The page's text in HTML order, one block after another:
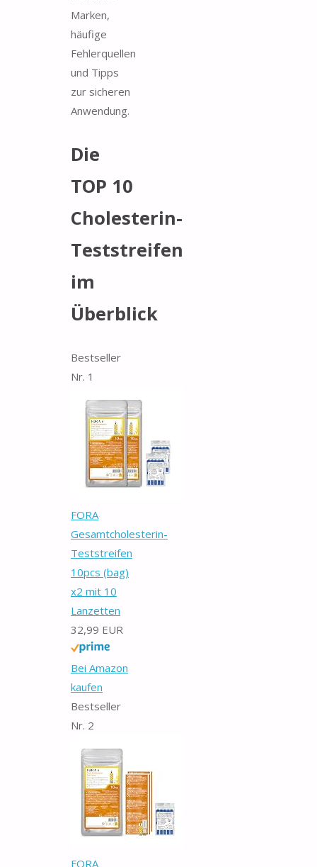
Marken,
häufige
Fehlerquellen
und Tipps
zur sicheren
Anwendung.
Die
TOP 10
Cholesterin-
Teststreifen
im
Überblick
Bestseller
Nr. 1
FORA
Gesamtcholesterin-
Teststreifen
10pcs (bag)
x2 mit 10
Lanzetten
32,99 EUR
Bei Amazon
kaufen
Bestseller
Nr. 2
FORA